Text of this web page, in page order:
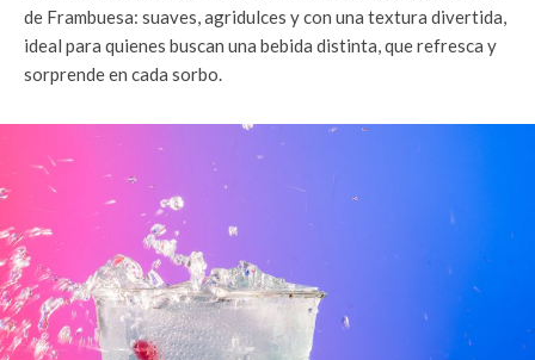
de Frambuesa: suaves, agridulces y con una textura divertida,
ideal para quienes buscan una bebida distinta, que refresca y
sorprende en cada sorbo.